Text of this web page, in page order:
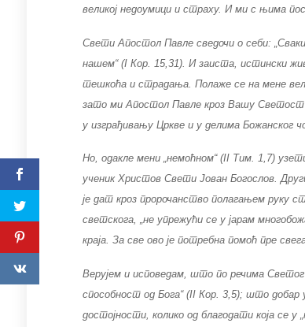
великој недоумици и страху. И ми с њима
Свети Апостол Павле сведочи о себи:
нашем“ (I Кор. 15,31). И заиста, истински
тешкоћа и страдања. Полаже се на мене
зато ми Апостол Павле кроз Вашу Светост
у изграђивању Цркве и у делима Божанског
Но, одакле мени „немоћном“ (II Тим. 1,7)
ученик Христов Свети Јован Богослов.
је дат кроз пророчанство полагањем руку
светскога, „не упрежући се у јарам
краја. За све ово је потребна помоћ пре
Верујем и исповедам, што по речима
способност од Бога“ (II Кор. 3,5); што
достојности, колико од благодати која се